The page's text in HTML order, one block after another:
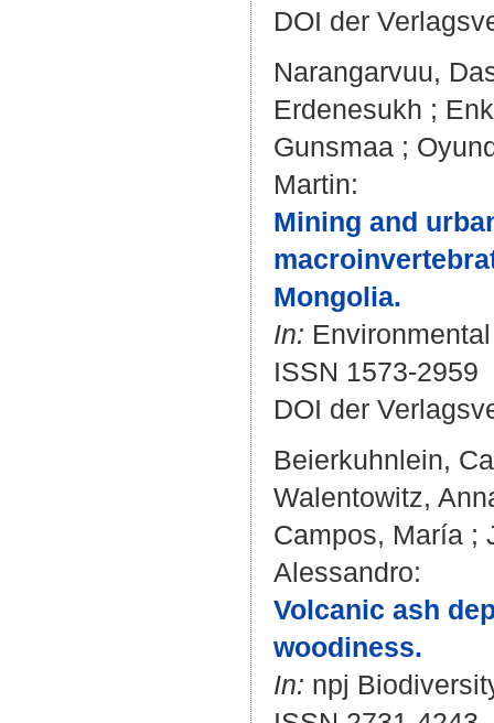
DOI der
Narangarvuu,
Erdenesukh ;
Gunsmaa ;
Martin:
Mining and
Mongolia.
In:
ISSN 1573-2959
DOI der
Beierkuhnlein,
Walentowitz,
Campos, María ;
Alessandro:
Volcanic ash
woodiness.
In: npj